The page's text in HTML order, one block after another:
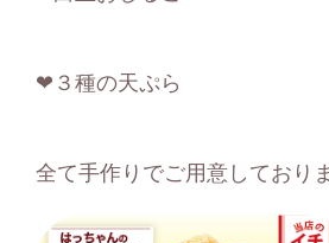
❤３種の天ぷら
全て手作りでご用意しており